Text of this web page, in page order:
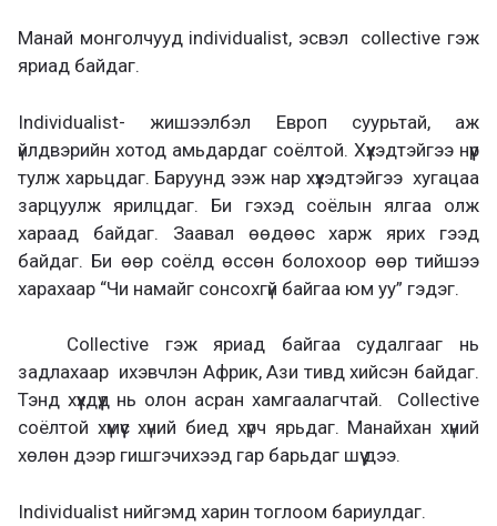
Манай монголчууд individualist, эсвэл collective гэж
яриад байдаг.
Individualist- жишээлбэл Европ суурьтай, аж
үйлдвэрийн хотод амьдардаг соёлтой. Хүүхэдтэйгээ нүүр
тулж харьцдаг. Баруунд ээж нар хүүхэдтэйгээ хугацаа
зарцуулж ярилцдаг. Би гэхэд соёлын ялгаа олж
хараад байдаг. Заавал өөдөөс харж ярих гээд
байдаг. Би өөр соёлд өссөн болохоор өөр тийшээ
харахаар “Чи намайг сонсохгүй байгаа юм уу” гэдэг.
Collective гэж яриад байгаа судалгааг нь
задлахаар ихэвчлэн Африк, Ази тивд хийсэн байдаг.
Тэнд хүүхдүүд нь олон асран хамгаалагчтай. Collective
соёлтой хүмүүс хүний биед хүрч ярьдаг. Манайхан хүний
хөлөн дээр гишгэчихээд гар барьдаг шүү дээ.
Individualist нийгэмд харин тоглоом бариулдаг.